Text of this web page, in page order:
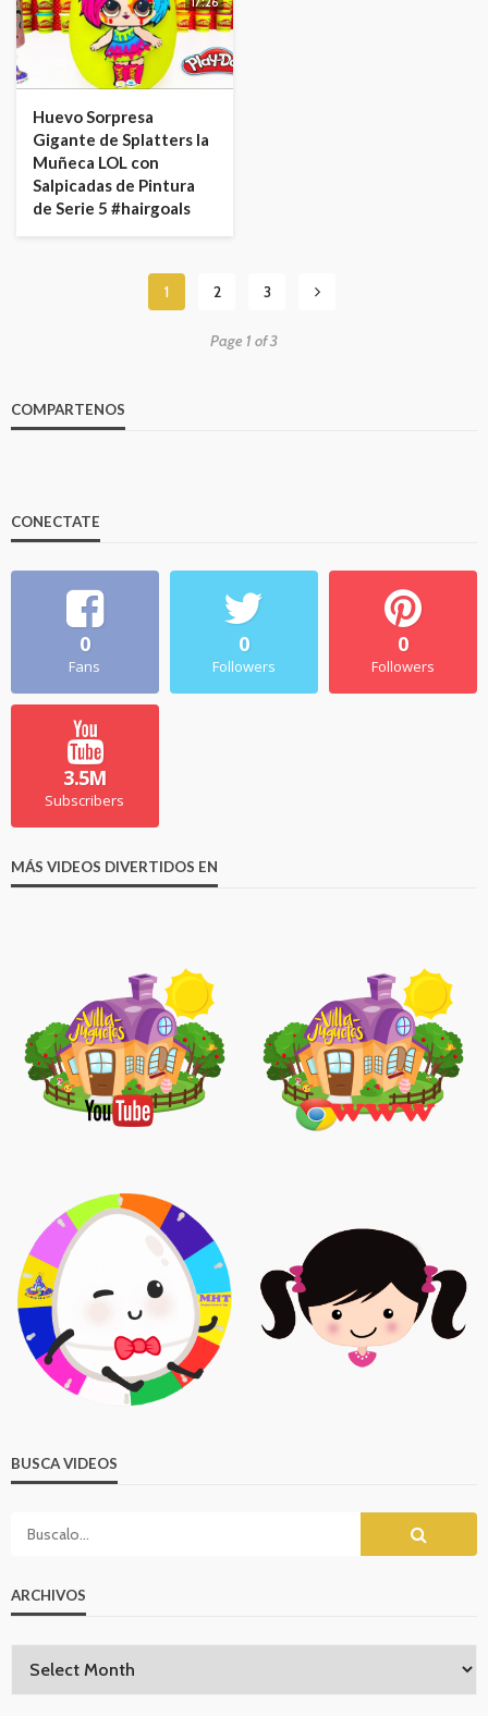
Huevo Sorpresa
Gigante de Splatters la
Muñeca LOL con
Salpicadas de Pintura
de Serie 5 #hairgoals
1 2 3
Page 1 of 3
COMPARTENOS
CONECTATE
0
Fans
0
Followers
0
Followers
3.5M
Subscribers
MÁS VIDEOS DIVERTIDOS EN
BUSCA VIDEOS
ARCHIVOS